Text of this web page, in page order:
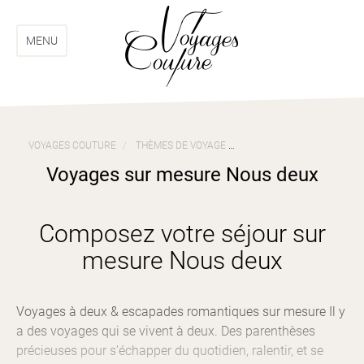
menu
contenuMENU
VOYAGES COUTURE THÈMES DE VOYAGE
Voyages sur mesure Nous deux
Composez votre séjour sur
mesure Nous deux
Voyages à deux & escapades romantiques sur mesure Il y
a des voyages qui se vivent à deux. Des parenthèses
précieuses pour s’échapper du quotidien, ralentir, et se